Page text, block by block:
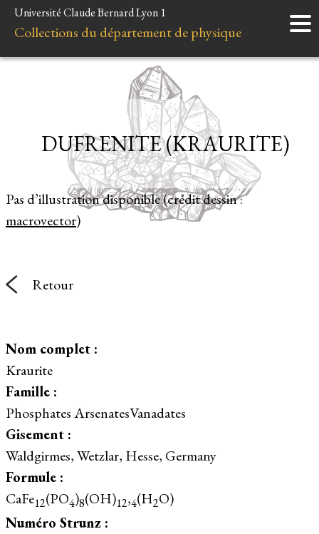
Accueil
Instruments
Liens et ressources
Université Claude Bernard Lyon 1
Collections du département de physique
Pas d’illustration disponible (crédit dessin :
macrovector)
DUFRENITE (KRAURITE)
Retour
Nom complet :
Kraurite
Famille :
Phosphates ArsenatesVanadates
Gisement :
Waldgirmes, Wetzlar, Hesse, Germany
Formule :
CaFe12(PO4)8(OH)12,4(H2O)
Numéro Strunz :